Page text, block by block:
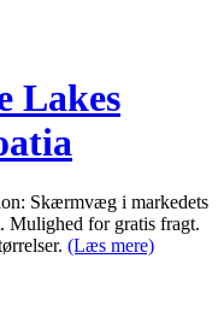
Lakes
Skærmvæg i markedets
Mulighed for gratis fragt.
(Læs mere)